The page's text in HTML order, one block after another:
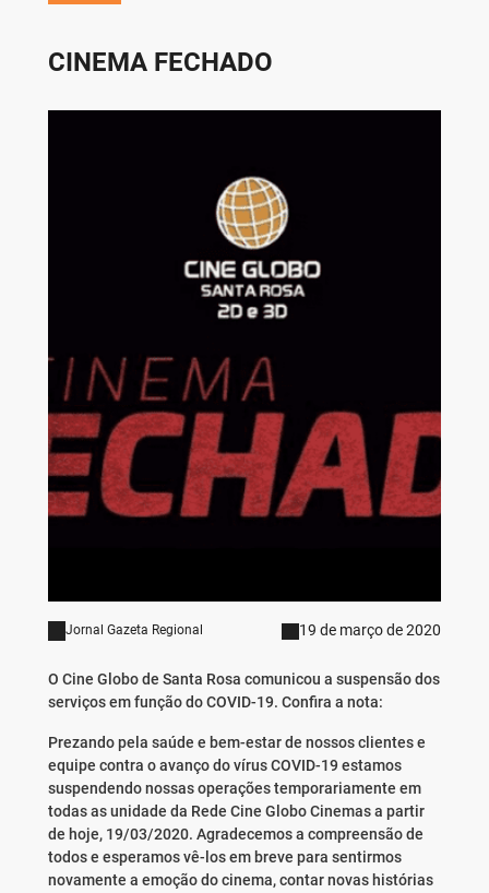
CINEMA FECHADO
Jornal Gazeta Regional 19 de março de 2020
O Cine Globo de Santa Rosa comunicou a suspensão dos
serviços em função do COVID-19. Confira a nota:
Prezando pela saúde e bem-estar de nossos clientes e
equipe contra o avanço do vírus COVID-19 estamos
suspendendo nossas operações temporariamente em
todas as unidade da Rede Cine Globo Cinemas a partir
de hoje, 19/03/2020. Agradecemos a compreensão de
todos e esperamos vê-los em breve para sentirmos
novamente a emoção do cinema, contar novas histórias